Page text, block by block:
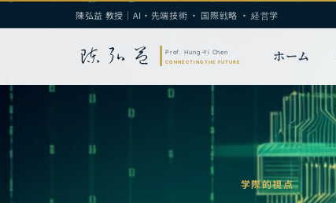
陳弘益 教授｜AI・先端技術 · 国際戦略 · 経営学
ホーム
学際的視点